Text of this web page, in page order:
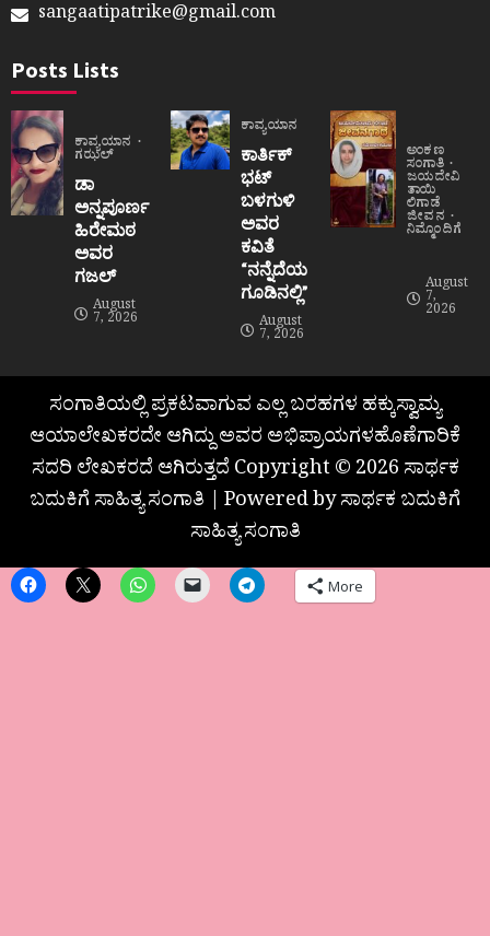
sangaatipatrike@gmail.com
Posts Lists
ಕಾವ್ಯಯಾನ
ಗಝಲ್
ಡಾ
ಅನ್ನಪೂರ್ಣ
ಹಿರೇಮಠ
ಅವರ
ಗಜಲ್
August
7, 2026
ಕಾವ್ಯಯಾನ
ಕಾರ್ತಿಕ್
ಭಟ್
ಬಳಗುಳಿ
ಅವರ
ಕವಿತೆ
“ನನ್ನೆದೆಯ
ಗೂಡಿನಲ್ಲಿ”
August
7, 2026
ಅಂಕಣ
ಸಂಗಾತಿ
ಜಯದೇವಿ
ತಾಯಿ
ಲಿಗಾಡೆ
ಜೀವನ
ನಿಮ್ಮೊಂದಿಗೆ
August
7,
2026
ಸಂಗಾತಿಯಲ್ಲಿ ಪ್ರಕಟವಾಗುವ ಎಲ್ಲ ಬರಹಗಳ ಹಕ್ಕುಸ್ವಾಮ್ಯ
ಆಯಾಲೇಖಕರದೇ ಆಗಿದ್ದು ಅವರ ಅಭಿಪ್ರಾಯಗಳಹೊಣೆಗಾರಿಕೆ
ಸದರಿ ಲೇಖಕರದೆ ಆಗಿರುತ್ತದೆ Copyright © 2026 ಸಾರ್ಥಕ
ಬದುಕಿಗೆ ಸಾಹಿತ್ಯ ಸಂಗಾತಿ | Powered by ಸಾರ್ಥಕ ಬದುಕಿಗೆ
ಸಾಹಿತ್ಯ ಸಂಗಾತಿ
More